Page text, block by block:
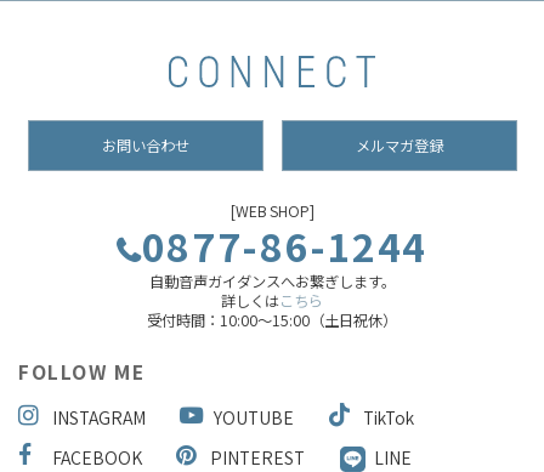
お問い合わせ メルマガ登録
[WEB SHOP]
0877-86-1244
自動音声ガイダンスへお繋ぎします。
詳しくはこちら
受付時間：10:00～15:00（土日祝休）
FOLLOW ME
INSTAGRAM YOUTUBE
TikTok
FACEBOOK
PINTEREST LINE